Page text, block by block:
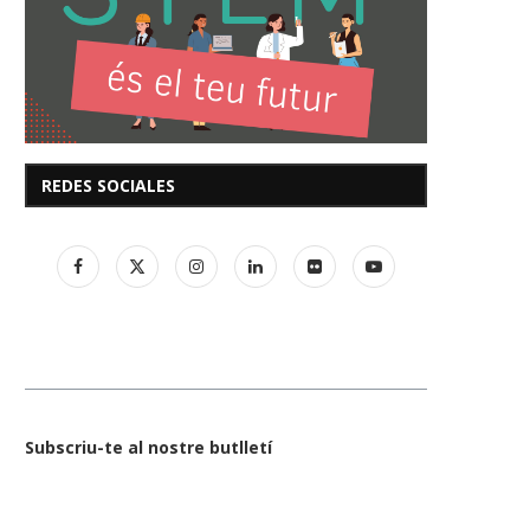
REDES SOCIALES
Subscriu-te al nostre butlletí